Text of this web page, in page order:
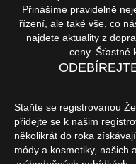
Přinášíme pravidelně
řízení, ale také vše, co
najdete aktuality z
ceny. Šťastné
Staňte se registrovanou
přidejte se k našim
několikrát do roka
módy a kosmetiky, našich